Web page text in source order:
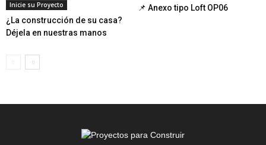
Inicie su Proyecto
¿La construcción de su casa?
Déjela en nuestras manos
📌 Anexo tipo Loft OP06